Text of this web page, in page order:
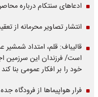
ادعاهای سنتکام درباره
انتشار تصاویر محرمانه از
قالیباف: قلم، امتداد
است/ فرزندان این سرزمین
خود را بر افکار عمومی بنا کند
فرار هواپیماها از فرودگاه